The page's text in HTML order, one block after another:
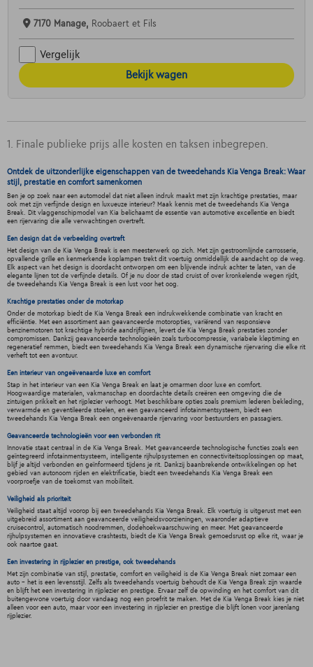
7170 Manage, Roobaert et Fils
Vergelijk
Bekijk wagen
1. Finale publieke prijs alle kosten en taksen inbegrepen.
Ontdek de uitzonderlijke eigenschappen van de tweedehands Kia Venga Break: Waar
stijl, prestatie en comfort samenkomen
Ben je op zoek naar een automodel dat niet alleen indruk maakt met zijn krachtige prestaties, maar
ook met zijn verfijnde design en luxueuze interieur? Maak kennis met de tweedehands Kia Venga
Break. Dit vlaggenschipmodel van Kia belichaamt de essentie van automotive excellentie en biedt
een rijervaring die alle verwachtingen overtreft.
Een design dat de verbeelding overtreft
Het design van de Kia Venga Break is een meesterwerk op zich. Met zijn gestroomlijnde carrosserie,
opvallende grille en kenmerkende koplampen trekt dit voertuig onmiddellijk de aandacht op de weg.
Elk aspect van het design is doordacht ontworpen om een blijvende indruk achter te laten, van de
elegante lijnen tot de verfijnde details. Of je nu door de stad cruist of over kronkelende wegen rijdt,
de tweedehands Kia Venga Break is een lust voor het oog.
Krachtige prestaties onder de motorkap
Onder de motorkap biedt de Kia Venga Break een indrukwekkende combinatie van kracht en
efficiëntie. Met een assortiment aan geavanceerde motoropties, variërend van responsieve
benzinemotoren tot krachtige hybride aandrijflijnen, levert de Kia Venga Break prestaties zonder
compromissen. Dankzij geavanceerde technologieën zoals turbocompressie, variabele kleptiming en
regeneratief remmen, biedt een tweedehands Kia Venga Break een dynamische rijervaring die elke rit
verheft tot een avontuur.
Een interieur van ongeëvenaarde luxe en comfort
Stap in het interieur van een Kia Venga Break en laat je omarmen door luxe en comfort.
Hoogwaardige materialen, vakmanschap en doordachte details creëren een omgeving die de
zintuigen prikkelt en het rijplezier verhoogt. Met beschikbare opties zoals premium lederen bekleding,
verwarmde en geventileerde stoelen, en een geavanceerd infotainmentsysteem, biedt een
tweedehands Kia Venga Break een ongeëvenaarde rijervaring voor bestuurders en passagiers.
Geavanceerde technologieën voor een verbonden rit
Innovatie staat centraal in de Kia Venga Break. Met geavanceerde technologische functies zoals een
geïntegreerd infotainmentsysteem, intelligente rijhulpsystemen en connectiviteitsoplossingen op maat,
blijf je altijd verbonden en geïnformeerd tijdens je rit. Dankzij baanbrekende ontwikkelingen op het
gebied van autonoom rijden en elektrificatie, biedt een tweedehands Kia Venga Break een
voorproefje van de toekomst van mobiliteit.
Veiligheid als prioriteit
Veiligheid staat altijd voorop bij een tweedehands Kia Venga Break. Elk voertuig is uitgerust met een
uitgebreid assortiment aan geavanceerde veiligheidsvoorzieningen, waaronder adaptieve
cruisecontrol, automatisch noodremmen, dodehoekwaarschuwing en meer. Met geavanceerde
rijhulpsystemen en innovatieve crashtests, biedt de Kia Venga Break gemoedsrust op elke rit, waar je
ook naartoe gaat.
Een investering in rijplezier en prestige, ook tweedehands
Met zijn combinatie van stijl, prestatie, comfort en veiligheid is de Kia Venga Break niet zomaar een
auto - het is een levensstijl. Zelfs als tweedehands voertuig behoudt de Kia Venga Break zijn waarde
en blijft het een investering in rijplezier en prestige. Ervaar zelf de opwinding en het comfort van dit
buitengewone voertuig door vandaag nog een proefrit te maken. Met de Kia Venga Break kies je niet
alleen voor een auto, maar voor een investering in rijplezier en prestige die blijft lonen voor jarenlang
rijplezier.